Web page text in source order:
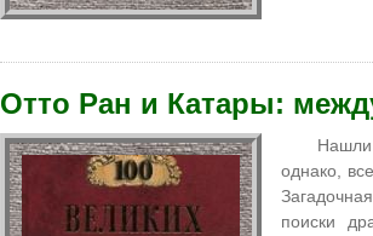
Отто Ран и Катары:
однако,
поиски